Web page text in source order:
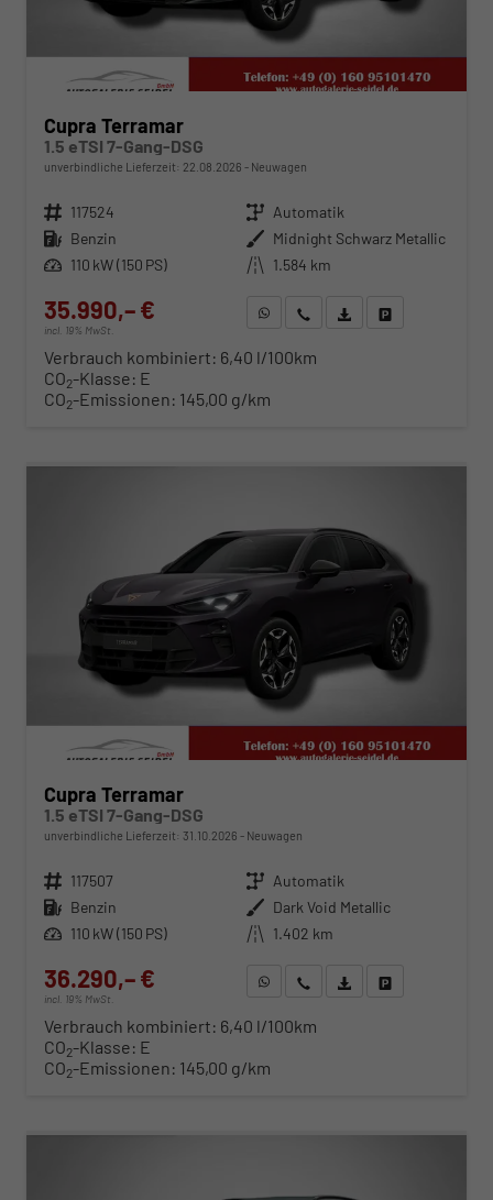
Cupra Terramar
1.5 eTSI 7-Gang-DSG
unverbindliche Lieferzeit: 22.08.2026 Neuwagen
Fahrzeugnr. 117524 Getriebe Automatik
Kraftstoff Benzin Außenfarbe Midnight Schwarz Metallic
Leistung 110 kW (150 PS) Kilometerstand 1.584 km
35.990,– €
incl. 19% MwSt.
WhatsApp anfragen
Wir rufen Sie anFahrzeugexposé (PDF)
Verbrauch kombiniert: 6,40 l/100km
CO2-Klasse: E
CO2-Emissionen: 145,00 g/km
Cupra Terramar
1.5 eTSI 7-Gang-DSG
unverbindliche Lieferzeit: 31.10.2026 Neuwagen
Fahrzeugnr. 117507 Getriebe Automatik
Kraftstoff Benzin Außenfarbe Dark Void Metallic
Leistung 110 kW (150 PS) Kilometerstand 1.402 km
36.290,– €
incl. 19% MwSt.
WhatsApp anfragen
Wir rufen Sie anFahrzeugexposé (PDF)
Verbrauch kombiniert: 6,40 l/100km
CO2-Klasse: E
CO2-Emissionen: 145,00 g/km